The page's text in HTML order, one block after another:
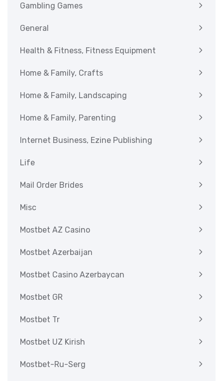
Gambling Games
General
Health & Fitness, Fitness Equipment
Home & Family, Crafts
Home & Family, Landscaping
Home & Family, Parenting
Internet Business, Ezine Publishing
Life
Mail Order Brides
Misc
Mostbet AZ Casino
Mostbet Azerbaijan
Mostbet Casino Azerbaycan
Mostbet GR
Mostbet Tr
Mostbet UZ Kirish
Mostbet-Ru-Serg